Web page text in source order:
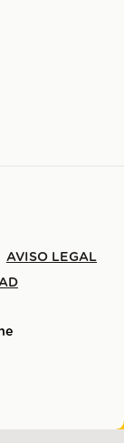
AVISO LEGAL